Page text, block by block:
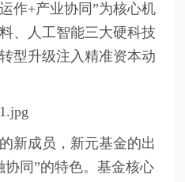
作+产业协同”为核心机
、人工智能三大硬科技
型升级注入精准资本动
新成员，新元基金的出
同”的特色。基金核心